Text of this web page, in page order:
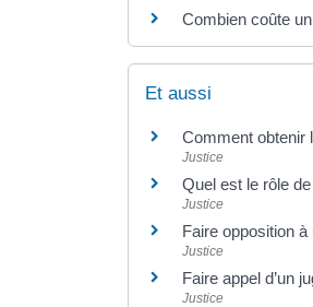
Combien coûte
Et aussi
Comment obtenir
Justice
Quel est le rôle de
Justice
Faire opposition
Justice
Faire appel d’un
Justice